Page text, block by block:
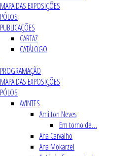
MAPA DAS EXPOSIÇÕES
PÓLOS
PUBLICAÇÕES
CARTAZ
CATÁLOGO
PROGRAMAÇÃO
MAPA DAS EXPOSIÇÕES
PÓLOS
AVINTES
Amilton Neves
Em torno de…
Ana Carvalho
Ana Mokarzel